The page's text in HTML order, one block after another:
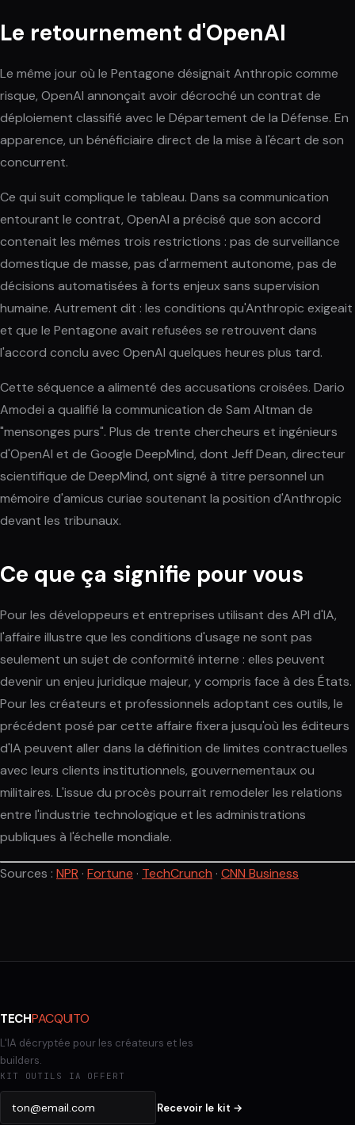
Le retournement d'OpenAI
Le même jour où le Pentagone désignait Anthropic comme
risque, OpenAI annonçait avoir décroché un contrat de
déploiement classifié avec le Département de la Défense. En
apparence, un bénéficiaire direct de la mise à l'écart de son
concurrent.
Ce qui suit complique le tableau. Dans sa communication
entourant le contrat, OpenAI a précisé que son accord
contenait les mêmes trois restrictions : pas de surveillance
domestique de masse, pas d'armement autonome, pas de
décisions automatisées à forts enjeux sans supervision
humaine. Autrement dit : les conditions qu'Anthropic exigeait
et que le Pentagone avait refusées se retrouvent dans
l'accord conclu avec OpenAI quelques heures plus tard.
Cette séquence a alimenté des accusations croisées. Dario
Amodei a qualifié la communication de Sam Altman de
"mensonges purs". Plus de trente chercheurs et ingénieurs
d'OpenAI et de Google DeepMind, dont Jeff Dean, directeur
scientifique de DeepMind, ont signé à titre personnel un
mémoire d'amicus curiae soutenant la position d'Anthropic
devant les tribunaux.
Ce que ça signifie pour vous
Pour les développeurs et entreprises utilisant des API d'IA,
l'affaire illustre que les conditions d'usage ne sont pas
seulement un sujet de conformité interne : elles peuvent
devenir un enjeu juridique majeur, y compris face à des États.
Pour les créateurs et professionnels adoptant ces outils, le
précédent posé par cette affaire fixera jusqu'où les éditeurs
d'IA peuvent aller dans la définition de limites contractuelles
avec leurs clients institutionnels, gouvernementaux ou
militaires. L'issue du procès pourrait remodeler les relations
entre l'industrie technologique et les administrations
publiques à l'échelle mondiale.
Sources : NPR · Fortune · TechCrunch · CNN Business
TECHPACQUITO
L'IA décryptée pour les créateurs et les
builders.
KIT OUTILS IA OFFERT
Recevoir le kit →